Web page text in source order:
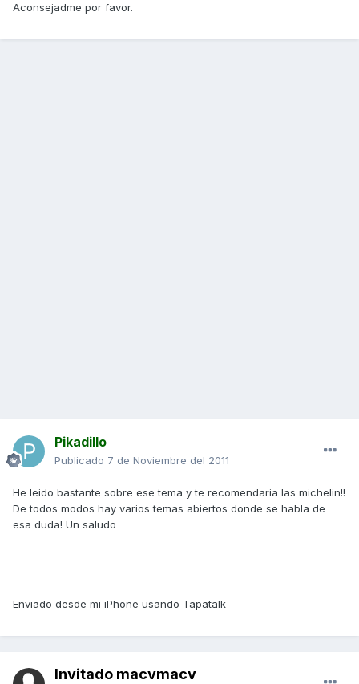
Aconsejadme por favor.
Pikadillo
Publicado 7 de Noviembre del 2011
He leido bastante sobre ese tema y te recomendaria las michelin!!
De todos modos hay varios temas abiertos donde se habla de
esa duda! Un saludo
Enviado desde mi iPhone usando Tapatalk
Invitado macvmacv